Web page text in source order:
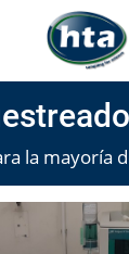
la mayoría